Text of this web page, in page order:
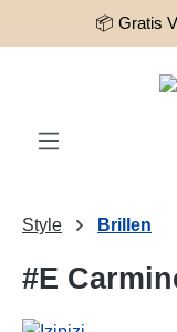
Zum Hauptinhalt
📦 Gratis
Style Brillen
#E